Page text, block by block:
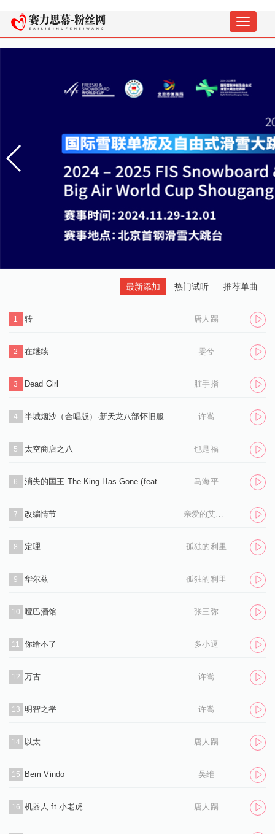
切
换
最新添加 热门试听 推荐单曲
1 转 唐人踢
2 在继续 雯兮
3 Dead Girl 脏手指
4 半城烟沙（合唱版）·新天龙八部怀旧服推广曲 许嵩
5 太空商店之八 也是福
6 消失的国王 The King Has Gone (feat.孙凌生) 马海平
7 改编情节 亲爱的艾洛伊丝
8 定理 孤独的利里
9 华尔兹 孤独的利里
10 哑巴酒馆 张三弥
11 你给不了 多小逗
12 万古 许嵩
13 明智之举 许嵩
14 以太 唐人踢
15 Bem Vindo 吴维
16 机器人 ft.小老虎 唐人踢